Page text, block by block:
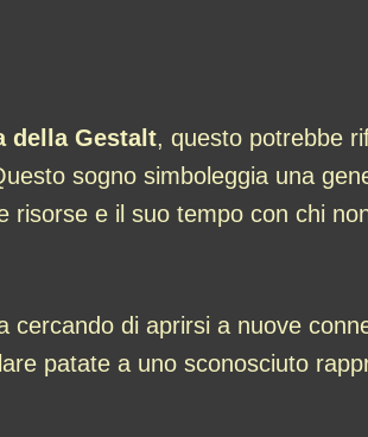
della Gestalt, questo potrebbe
sogno simboleggia una
risorse e il suo tempo con chi
di aprirsi a nuove
patate a uno sconosciuto